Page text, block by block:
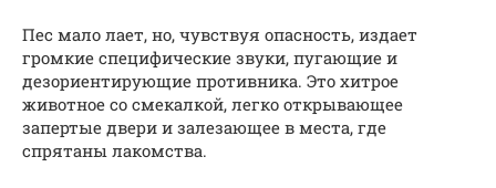
Пес мало лает, но, чувствуя опасность, издает
громкие специфические звуки, пугающие и
дезориентирующие противника. Это хитрое
животное со смекалкой, легко открывающее
запертые двери и залезающее в места, где
спрятаны лакомства.